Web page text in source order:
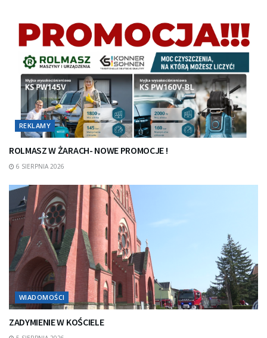
REKLAMY
ROLMASZ W ŻARACH- NOWE PROMOCJE !
6 SIERPNIA 2026
WIADOMOŚCI
ZADYMIENIE W KOŚCIELE